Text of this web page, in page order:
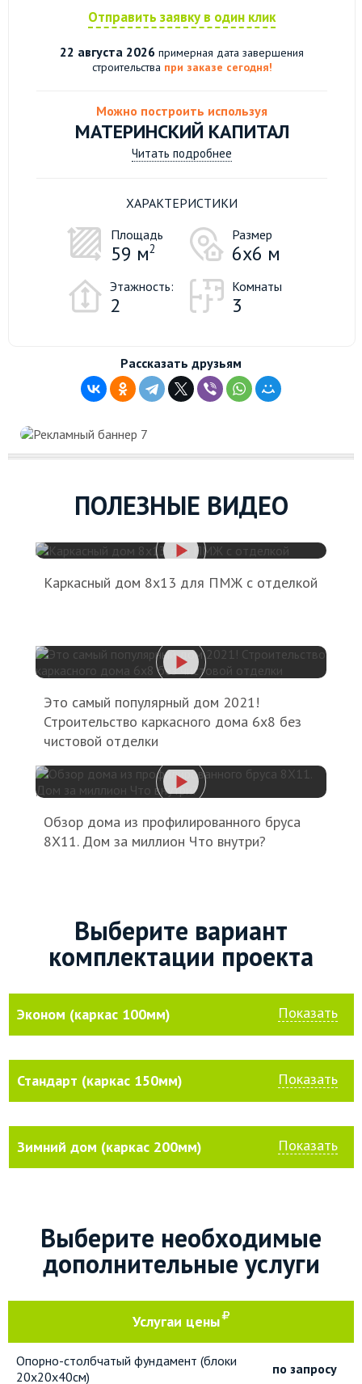
Отправить заявку в один клик
22 августа 2026 примерная дата завершения
строительства при заказе сегодня!
Можно построить используя
МАТЕРИНСКИЙ КАПИТАЛ
Читать подробнее
ХАРАКТЕРИСТИКИ
Площадь
59 м2
Размер
6х6 м
Этажность:
2
Комнаты
3
Рассказать друзьям
ПОЛЕЗНЫЕ ВИДЕО
Каркасный дом 8х13 для ПМЖ с отделкой
Это самый популярный дом 2021!
Строительство каркасного дома 6х8 без
чистовой отделки
Обзор дома из профилированного бруса
8X11. Дом за миллион Что внутри?
Выберите вариант
комплектации проекта
Эконом (каркас 100мм) Показать
Стандарт (каркас 150мм) Показать
Зимний дом (каркас 200мм) Показать
Выберите необходимые
дополнительные услуги
Услугаи цены
Опорно-столбчатый фундамент (блоки
20х20х40см)
по запросу